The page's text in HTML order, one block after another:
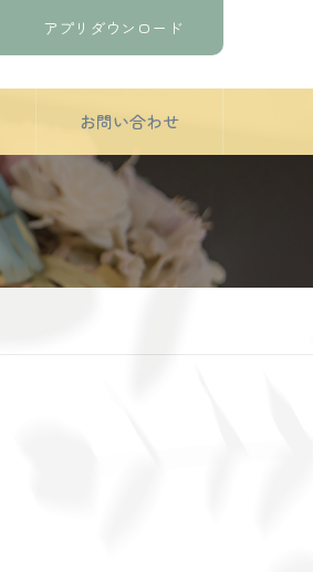
アプリダウンロード
お問い合わせ